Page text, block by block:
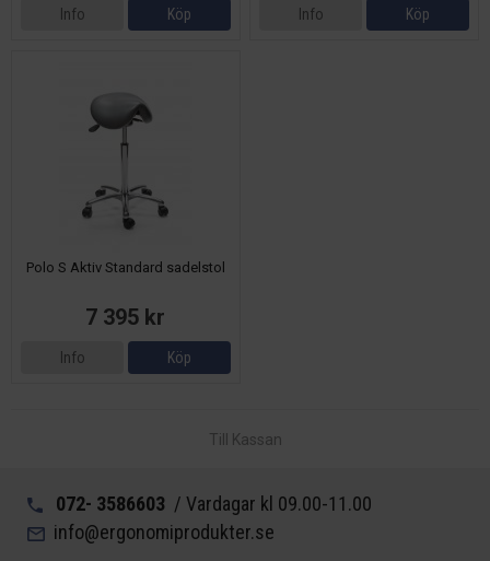
Info Köp Info Köp
Polo S Aktiv Standard sadelstol
7 395 kr
Info Köp
Till Kassan
072- 3586603 / Vardagar kl 09.00-11.00
info@ergonomiprodukter.se